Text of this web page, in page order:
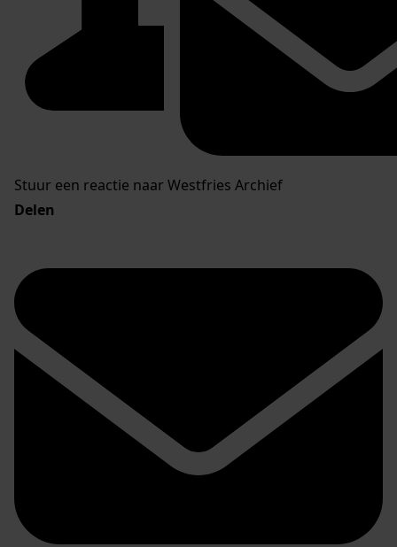
Stuur een reactie naar Westfries Archief
Delen